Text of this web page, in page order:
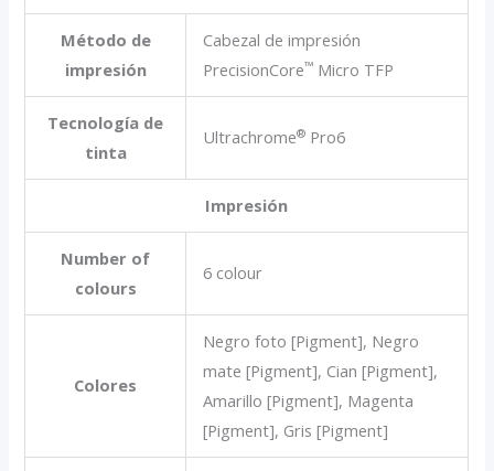
Método de
impresión
Cabezal de impresión
PrecisionCore™ Micro TFP
Tecnología de
tinta
Ultrachrome® Pro6
Impresión
Number of
colours
6 colour
Colores
Negro foto [Pigment], Negro
mate [Pigment], Cian [Pigment],
Amarillo [Pigment], Magenta
[Pigment], Gris [Pigment]